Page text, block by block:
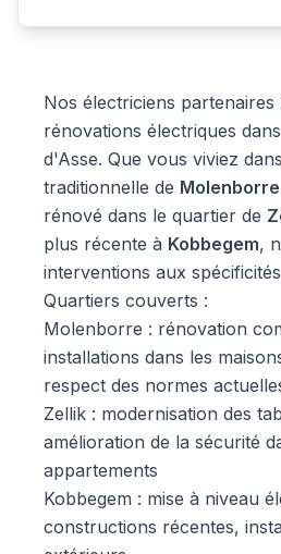
Nos électriciens partenaires
rénovations électriques
d'Asse. Que vous viviez
traditionnelle de Molenborre
rénové dans le quartier de
plus récente à Kobbegem,
interventions aux
Quartiers couverts :
Molenborre : rénovation
installations dans les
respect des normes
Zellik : modernisation des
amélioration de la sécurité
appartements
Kobbegem : mise à niveau
constructions récentes,